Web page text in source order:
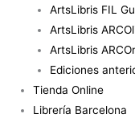
ArtsLibris FIL
ArtsLibris
ArtsLibris
Ediciones
Tienda Online
Librería Barcelona